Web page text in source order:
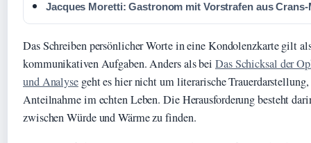
Jacques Moretti: Gastronom mit Vorstrafen aus Crans-
Das Schreiben persönlicher Worte in eine Kondolenzkarte gilt
kommunikativen Aufgaben. Anders als bei Das Schicksal der
und Analysegeht es hier nicht um literarische
Anteilnahme im echten Leben. Die Herausforderung besteht
zwischen Würde und Wärme zu finden.